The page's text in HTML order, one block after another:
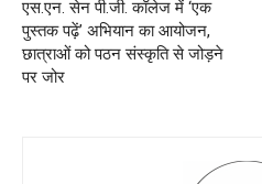
एस.एन. सेन पी.जी. कॉलेज में ‘एक
पुस्तक पढ़ें’ अभियान का आयोजन,
छात्राओं को पठन संस्कृति से जोड़ने
पर जोर